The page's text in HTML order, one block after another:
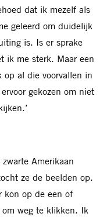
dat ik mezelf als
geleerd om duidelijk
is. Is er sprake
ik me sterk. Maar een
op al die voorvallen in
gekozen om niet
Amerikaan
ze de beelden op.
kon op de een of
weg te klikken. Ik